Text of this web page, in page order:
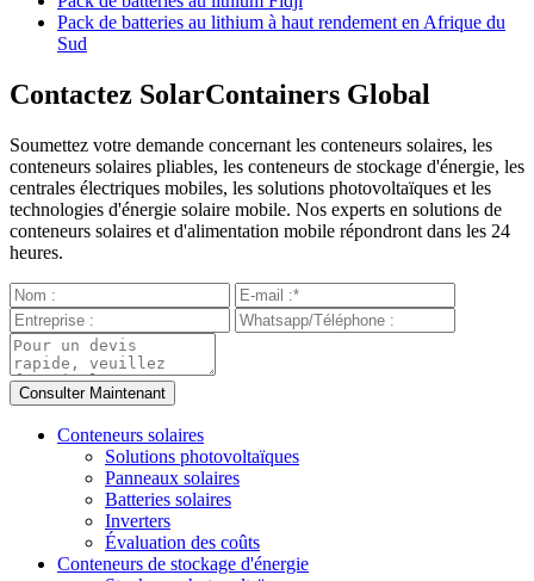
Pack de batteries au lithium à haut rendement en Afrique du
Sud
Contactez SolarContainers Global
Soumettez votre demande concernant les conteneurs solaires, les
conteneurs solaires pliables, les conteneurs de stockage d'énergie, les
centrales électriques mobiles, les solutions photovoltaïques et les
technologies d'énergie solaire mobile. Nos experts en solutions de
conteneurs solaires et d'alimentation mobile répondront dans les 24
heures.
Conteneurs solaires
Solutions photovoltaïques
Panneaux solaires
Batteries solaires
Inverters
Évaluation des coûts
Conteneurs de stockage d'énergie